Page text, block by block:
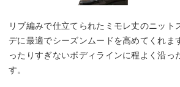
リブ編みで仕立てられたミモレ丈のニット
デに最適でシーズンムードを高めてくれま
ったりすぎないボディラインに程よく沿っ
す。